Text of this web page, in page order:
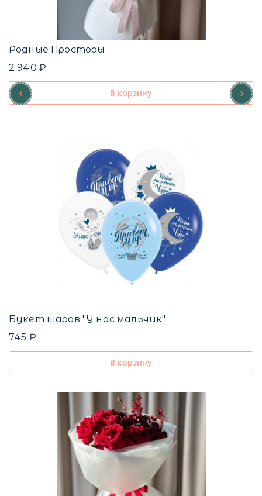
Родные Просторы
2 940 ₽
В корзину
Букет шаров "У нас мальчик"
745 ₽
В корзину